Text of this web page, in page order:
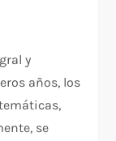
y
años, los
se